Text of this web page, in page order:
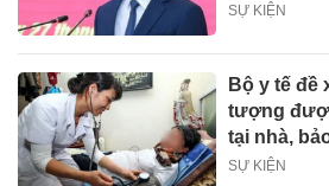
SỰ KIỆN
Bộ y tế đề
tượng
tại nhà,
SỰ KIỆN